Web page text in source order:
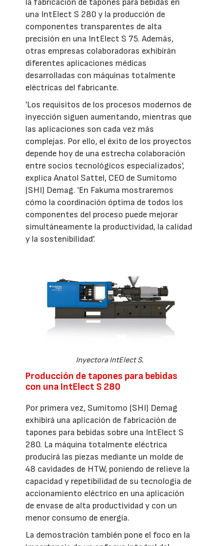
la fabricación de tapones para bebidas en
una IntElect S 280 y la producción de
componentes transparentes de alta
precisión en una IntElect S 75. Además,
otras empresas colaboradoras exhibirán
diferentes aplicaciones médicas
desarrolladas con máquinas totalmente
eléctricas del fabricante.
'Los requisitos de los procesos modernos de
inyección siguen aumentando, mientras que
las aplicaciones son cada vez más
complejas. Por ello, el éxito de los proyectos
depende hoy de una estrecha colaboración
entre socios tecnológicos especializados',
explica Anatol Sattel, CEO de Sumitomo
(SHI) Demag. 'En Fakuma mostraremos
cómo la coordinación óptima de todos los
componentes del proceso puede mejorar
simultáneamente la productividad, la calidad
y la sostenibilidad'.
Inyectora IntElect S.
Producción de tapones para bebidas
con una IntElect S 280
Por primera vez, Sumitomo (SHI) Demag
exhibirá una aplicación de fabricación de
tapones para bebidas sobre una IntElect S
280. La máquina totalmente eléctrica
producirá las piezas mediante un molde de
48 cavidades de HTW, poniendo de relieve la
capacidad y repetibilidad de su tecnología de
accionamiento eléctrico en una aplicación
de envase de alta productividad y con un
menor consumo de energía.
La demostración también pone el foco en la